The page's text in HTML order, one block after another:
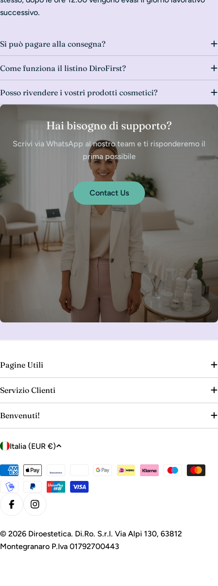
Hai bisogno di supporto?
Scrivi via WhatsApp al nostro team e ti risponderemo il
prima possibile
Contact Us
successivo.
Si può pagare alla consegna?
Come funziona il listino DiroFirst?
Posso rivendere i vostri prodotti cosmetici?
Pagine Utili
Servizio Clienti
Benvenuti!
P
e
/
e
g
Italia (EUR €)
Metodi
di
pagamento
FacebookInstagram
© 2026 Diroestetica. Di.Ro. S.r.l. Via Alpi 130, 63812
Montegranaro P.Iva 01792700443